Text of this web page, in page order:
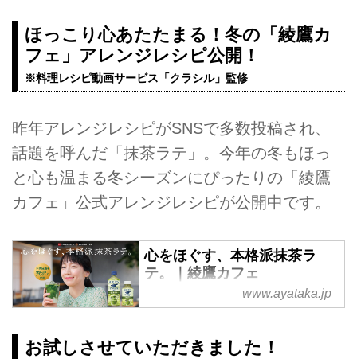
ほっこり心あたたまる！冬の「綾鷹カ
フェ」アレンジレシピ公開！
※料理レシピ動画サービス「クラシル」監修
昨年アレンジレシピがSNSで多数投稿され、
話題を呼んだ「抹茶ラテ」。今年の冬もほっ
と心も温まる冬シーズンにぴったりの「綾鷹
カフェ」公式アレンジレシピが公開中です。
心をほぐす、本格派抹茶ラ
テ。｜綾鷹カフェ
綾鷹カフェの公式サイトです。製
www.ayataka.jp
お試しさせていただきました！